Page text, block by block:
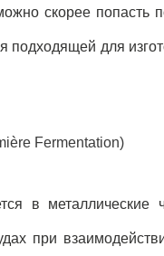
скорее попасть
подходящей для
Fermentation)
в
при